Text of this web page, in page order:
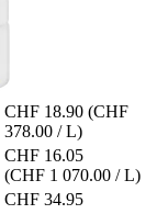
CHF 18.90 (CHF
378.00 / L)
CHF 16.05
(CHF 1 070.00 / L)
CHF 34.95